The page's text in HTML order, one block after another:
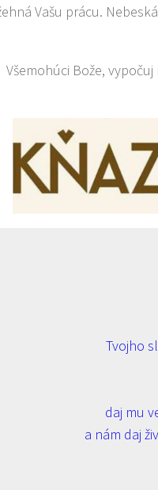
Vašu prácu.
Všemohúci Bože,
Tvojho
daj mu
a nám daj